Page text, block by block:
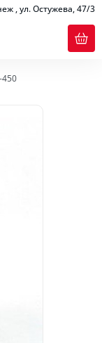
, ул. Остужева, 47/3